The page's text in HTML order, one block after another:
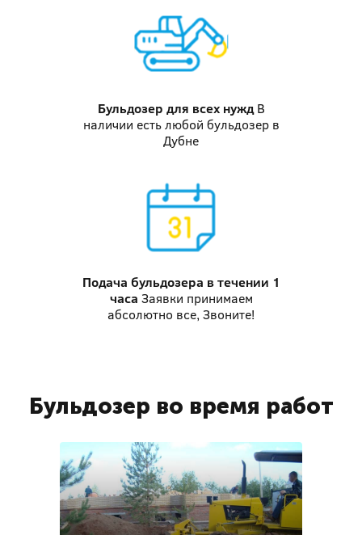
Бульдозер для всех нужд В
наличии есть любой бульдозер в
Дубне
Подача бульдозера в течении 1
часа Заявки принимаем
абсолютно все, Звоните!
Бульдозер во время работ